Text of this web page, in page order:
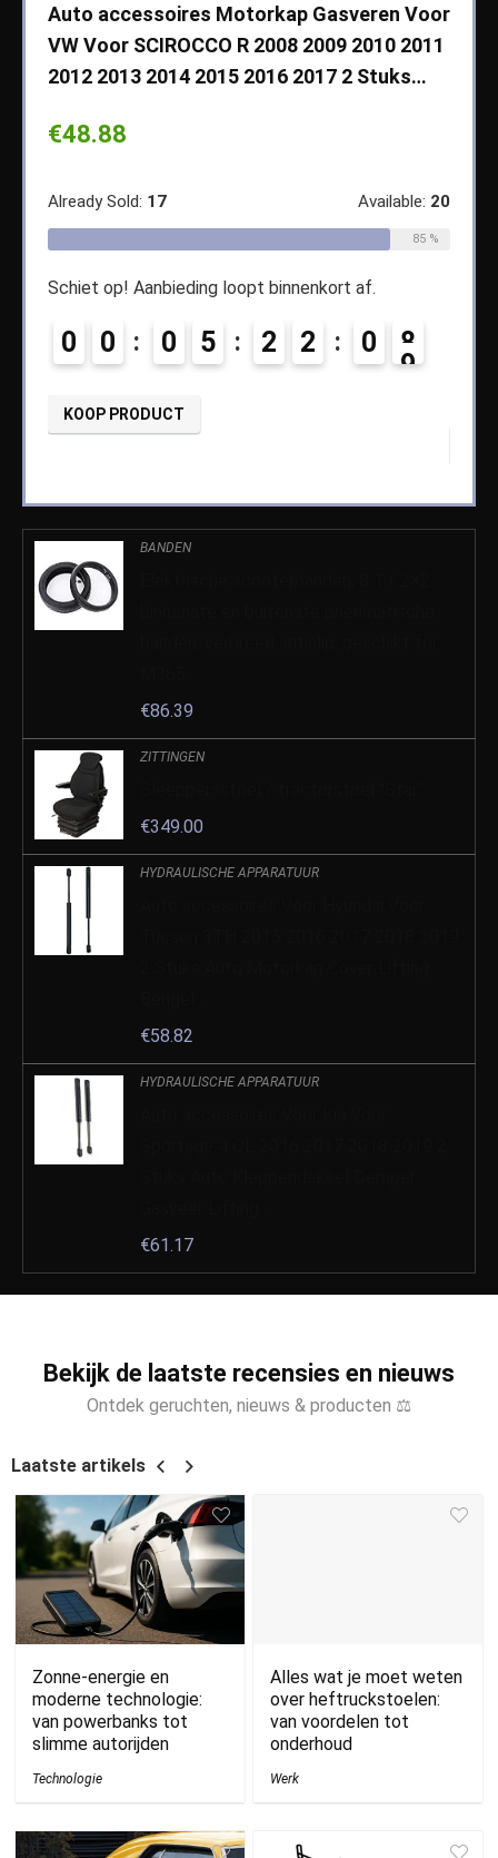
Auto accessoires Motorkap Gasveren Voor
VW Voor SCIROCCO R 2008 2009 2010 2011
2012 2013 2014 2015 2016 2017 2 Stuks…
€48.88
Already Sold: 17 Available: 20
85 %
Schiet op! Aanbieding loopt binnenkort af.
0 0 0 5 2 2 0 8
KOOP PRODUCT
BANDEN
€86.39
ZITTINGEN
€349.00
HYDRAULISCHE APPARATUUR
€58.82
HYDRAULISCHE APPARATUUR
€61.17
Bekijk de laatste recensies en nieuws
Ontdek geruchten, nieuws & producten ⚖
Laatste artikels
Zonne-energie en
moderne technologie:
van powerbanks tot
slimme autorijden
Technologie
Alles wat je moet weten
over heftruckstoelen:
van voordelen tot
onderhoud
Werk